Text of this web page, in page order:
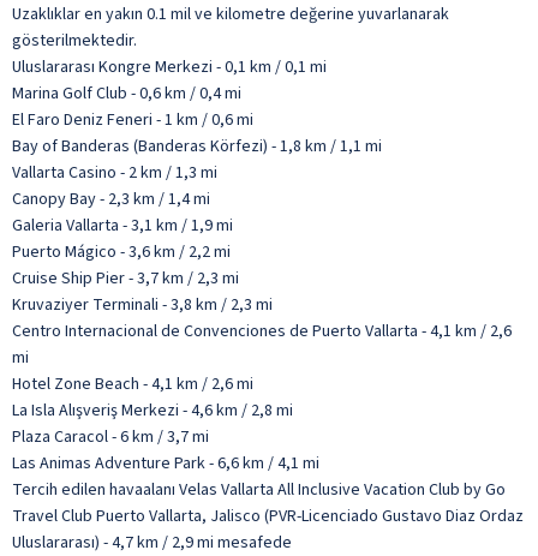
Uzaklıklar en yakın 0.1 mil ve kilometre değerine yuvarlanarak
gösterilmektedir.
Uluslararası Kongre Merkezi - 0,1 km / 0,1 mi
Marina Golf Club - 0,6 km / 0,4 mi
El Faro Deniz Feneri - 1 km / 0,6 mi
Bay of Banderas (Banderas Körfezi) - 1,8 km / 1,1 mi
Vallarta Casino - 2 km / 1,3 mi
Canopy Bay - 2,3 km / 1,4 mi
Galeria Vallarta - 3,1 km / 1,9 mi
Puerto Mágico - 3,6 km / 2,2 mi
Cruise Ship Pier - 3,7 km / 2,3 mi
Kruvaziyer Terminali - 3,8 km / 2,3 mi
Centro Internacional de Convenciones de Puerto Vallarta - 4,1 km / 2,6
mi
Hotel Zone Beach - 4,1 km / 2,6 mi
La Isla Alışveriş Merkezi - 4,6 km / 2,8 mi
Plaza Caracol - 6 km / 3,7 mi
Las Animas Adventure Park - 6,6 km / 4,1 mi
Tercih edilen havaalanı Velas Vallarta All Inclusive Vacation Club by Go
Travel Club Puerto Vallarta, Jalisco (PVR-Licenciado Gustavo Diaz Ordaz
Uluslararası) - 4,7 km / 2,9 mi mesafede